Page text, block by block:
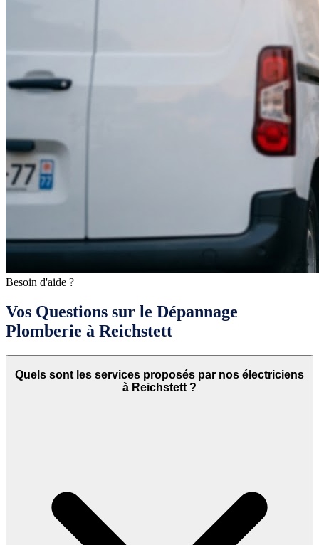
Besoin d'aide ?
Vos Questions sur le Dépannage
Plomberie à Reichstett
Quels sont les services proposés par nos électriciens
à Reichstett ?